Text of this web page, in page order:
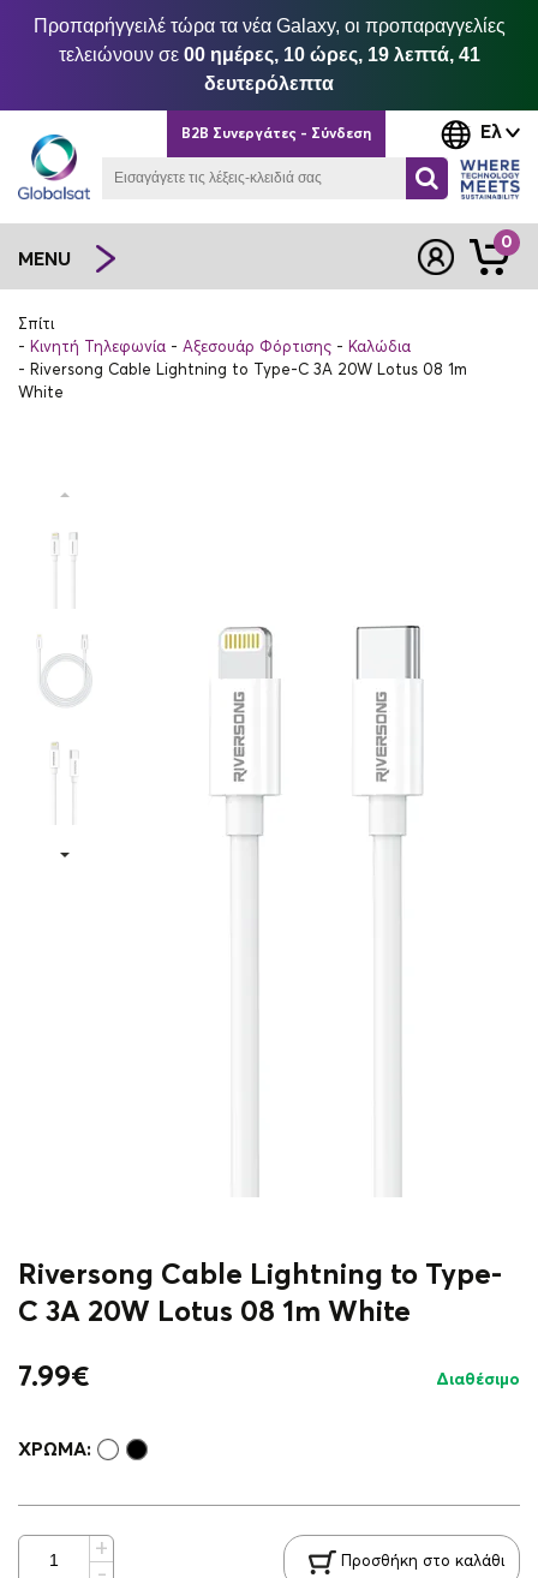
Προπαρήγγειλέ τώρα τα νέα Galaxy, οι προπαραγγελίες
τελειώνουν σε 00 ημέρες, 10 ώρες, 19 λεπτά, 41
δευτερόλεπτα
Ελ
B2B Συνεργάτες - Σύνδεση
MENU
0
Σπίτι
Κινητή Τηλεφωνία
Αξεσουάρ Φόρτισης
Καλώδια
Riversong Cable Lightning to Type-C 3A 20W Lotus 08 1m
White
Riversong Cable Lightning to Type-
C 3A 20W Lotus 08 1m White
7.99€ Διαθέσιμο
ΧΡΏΜΑ:
Προσθήκη στο καλάθι